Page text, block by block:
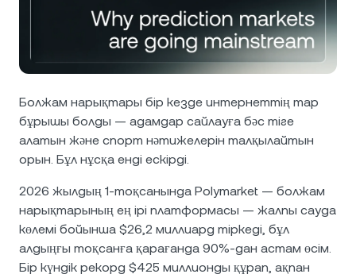
Nexo Card
Жеке клиенттер
Адалдық бағдарламасы
USDT 0,02%
Polkadot DOT
Solana SOL
EURC EURC 0,31%
Жаңалықтар мен шолулар
Анықтама орталығы
Болжам нарықтары бір кезде интернеттің тар
бұрышы болды — адамдар сайлауға бәс тіге
алатын және спорт нәтижелерін талқылайтын
орын. Бұл нұсқа енді ескірді.
2026 жылдың 1-тоқсанында Polymarket — болжам
нарықтарының ең ірі платформасы — жалпы сауда
көлемі бойынша $26,2 миллиард тіркеді, бұл
алдыңғы тоқсанға қарағанда 90%-дан астам өсім.
Бір күндік рекорд $425 миллионды құрап, ақпан